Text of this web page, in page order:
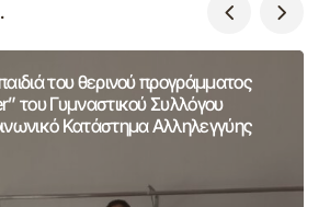
του θερινού προγράμματος
του Γυμναστικού Συλλόγου
Κατάστημα Αλληλεγγύης